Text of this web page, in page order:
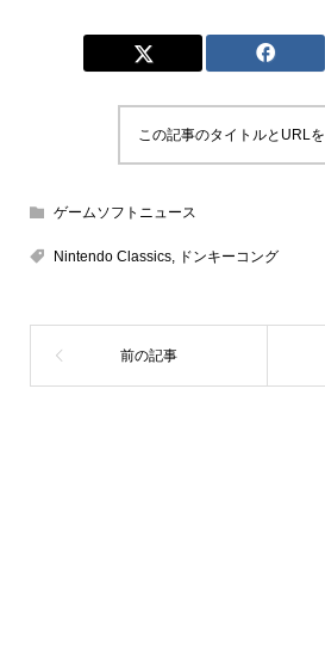
この記事のタイトルとURL
ゲームソフトニュース
Nintendo Classics, ドンキーコング